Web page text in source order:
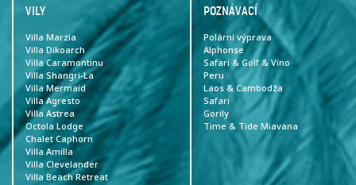
VILY
Villa Marzia
Villa Dikoarch
Villa Caramontinu
Villa Shangri-La
Villa Mermaid
Villa Agresto
Villa Astrea
Octola Lodge
Chalet Caphorn
Villa Amilla
Villa Clevelander
Villa Beach Retreat
POZNÁVACÍ
Polární výprava
Alphonse
Safari & Golf & Víno
Peru
Laos & Cambodža
Safari
Gorily
Time & Tide Miavana